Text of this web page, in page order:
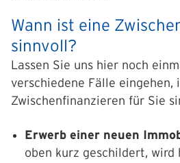
Wann ist eine
sinnvoll?
Lassen Sie uns hier noch
verschiedene Fälle eingehen,
Zwischenfinanzieren für Sie
Erwerb einer neuen
oben kurz geschildert, wird